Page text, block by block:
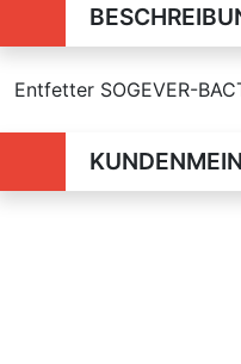
Entfetter SOGEVER-